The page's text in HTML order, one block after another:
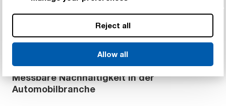
Reject all
Allow all
Ergebnisse
Messbare Nachhaltigkeit in der
Automobilbranche